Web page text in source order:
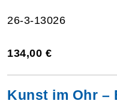
26-3-13026
134,00 €
Kunst im Ohr –